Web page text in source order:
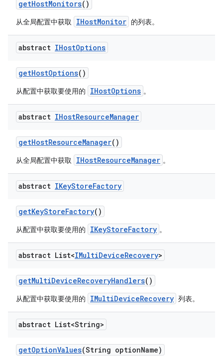
getHostMonitors()
从全局配置中获取 IHostMonitor 的列表。
abstract IHostOptions
getHostOptions()
从配置中获取要使用的 IHostOptions 。
abstract IHostResourceManager
getHostResourceManager()
从全局配置中获取 IHostResourceManager 。
abstract IKeyStoreFactory
getKeyStoreFactory()
从配置中获取要使用的 IKeyStoreFactory 。
abstract List<IMultiDeviceRecovery>
getMultiDeviceRecoveryHandlers()
从配置中获取要使用的 IMultiDeviceRecovery 列表。
abstract List<String>
getOptionValues(String optionName)